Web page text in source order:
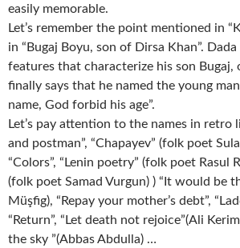
easily memorable.
Let’s remember the point mentioned in
in “Bugaj Boyu, son of Dirsa Khan”.
features that characterize his son Bugaj,
finally says that he named the young man
name, God forbid his age”.
Let’s pay attention to the names in retro
and postman”, “Chapayev” (folk poet
“Colors”, “Lenin poetry” (folk poet Rasul
(folk poet Samad Vurgun) ) “It would be
Müşfig), “Repay your mother’s debt”,
“Return”, “Let death not rejoice”(Ali
the sky ”(Abbas Abdulla) …